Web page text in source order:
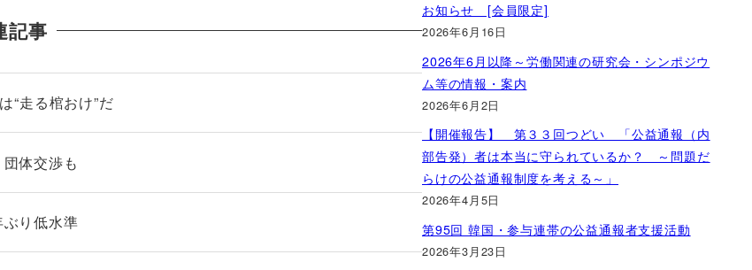
記事
“走る棺おけ”だ
体交渉も
り低水準
お知らせ [会員限定]
2026年6月16日
2026年6月以降～労働関連の研究会・シンポジウ
ム等の情報・案内
2026年6月2日
【開催報告】 第３３回つどい 「公益通報（内
部告発）者は本当に守られているか？ ～問題だ
らけの公益通報制度を考える～」
2026年4月5日
第95回 韓国・参与連帯の公益通報者支援活動
2026年3月23日